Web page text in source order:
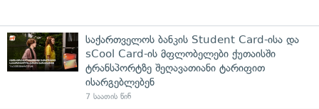
საქართველოს ბანკის Student Card-ისა და
sCool Card-ის მფლობელები ქუთაისში
ტრანსპორტზე შეღავათიანი ტარიფით
ისარგებლებენ
7 საათის წინ